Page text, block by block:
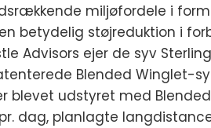
miljøfordele i
betydelig støjreduktion i
Advisors ejer de syv
Blended Winglet-
blevet udstyret med
dag, planlagte